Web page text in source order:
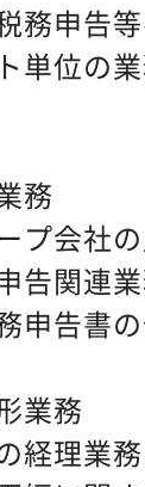
務申告
単位の
務
プ会社
告関連
申告書
業務
経理業